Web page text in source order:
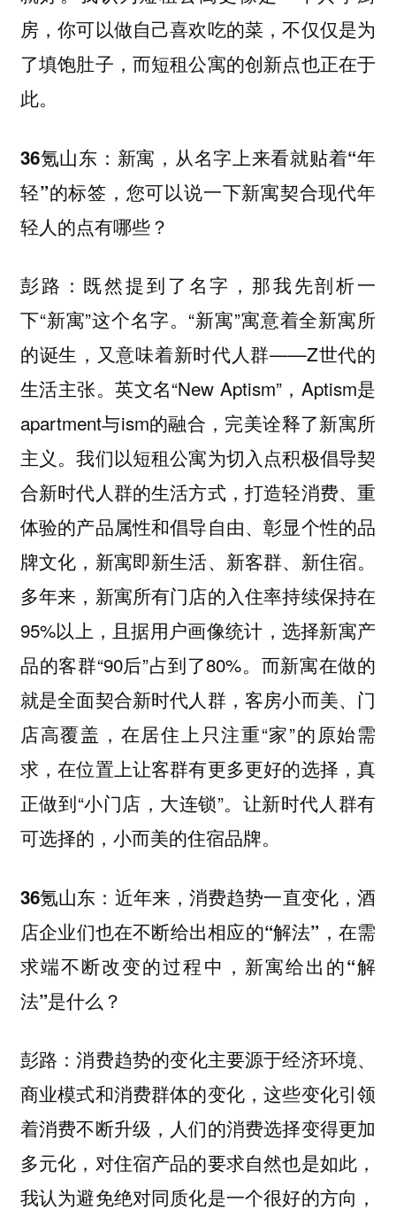
房，你可以做自己喜欢吃的菜，不仅仅是为
了填饱肚子，而短租公寓的创新点也正在于
此。
36氪山东：新寓，从名字上来看就贴着“年
轻”的标签，您可以说一下新寓契合现代年
轻人的点有哪些？
彭路： 既然提到了名字，那我先剖析一
下“新寓”这个名字。“新寓”寓意着全新寓所
的诞生，又意味着新时代人群——Z世代的
生活主张。英文名“New Aptism”，Aptism是
apartment与ism的融合，完美诠释了新寓所
主义。我们以短租公寓为切入点积极倡导契
合新时代人群的生活方式，打造轻消费、重
体验的产品属性和倡导自由、彰显个性的品
牌文化，新寓即新生活、新客群、新住宿。
多年来，新寓所有门店的入住率持续保持在
95%以上，且据用户画像统计，选择新寓产
品的客群“90后”占到了80%。而新寓在做的
就是全面契合新时代人群，客房小而美、门
店高覆盖，在居住上只注重“家”的原始需
求，在位置上让客群有更多更好的选择，真
正做到“小门店，大连锁”。让新时代人群有
可选择的，小而美的住宿品牌。
36氪山东：近年来，消费趋势一直变化，酒
店企业们也在不断给出相应的“解法”，在需
求端不断改变的过程中，新寓给出的“解
法”是什么？
彭路：消费趋势的变化主要源于经济环境、
商业模式和消费群体的变化，这些变化引领
着消费不断升级，人们的消费选择变得更加
多元化，对住宿产品的要求自然也是如此，
我认为避免绝对同质化是一个很好的方向，